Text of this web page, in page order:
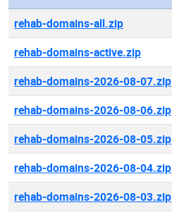
rehab-domains-all.zip
rehab-domains-active.zip
rehab-domains-2026-08-07.zip
rehab-domains-2026-08-06.zip
rehab-domains-2026-08-05.zip
rehab-domains-2026-08-04.zip
rehab-domains-2026-08-03.zip